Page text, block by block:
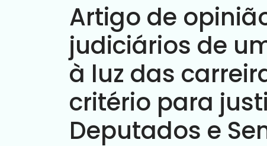
Artigo de
judiciários de
à luz das
critério para
Deputados e